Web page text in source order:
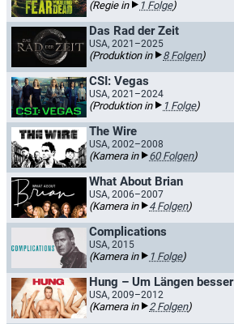
(Regie in 1 Folge)
Das Rad der Zeit
USA, 2021–2025
(Produktion in 8 Folgen)
CSI: Vegas
USA, 2021–2024
(Produktion in 1 Folge)
The Wire
USA, 2002–2008
(Kamera in 60 Folgen)
What About Brian
USA, 2006–2007
(Kamera in 4 Folgen)
Complications
USA, 2015
(Kamera in 1 Folge)
Hung – Um Längen besser
USA, 2009–2012
(Kamera in 2 Folgen)